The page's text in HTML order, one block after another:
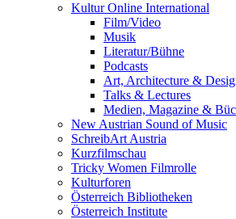
Kultur Online International
Film/Video
Musik
Literatur/Bühne
Podcasts
Art, Architecture &
Talks & Lectures
Medien, Magazine &
New Austrian Sound of Music
SchreibArt Austria
Kurzfilmschau
Tricky Women Filmrolle
Kulturforen
Österreich Bibliotheken
Österreich Institute